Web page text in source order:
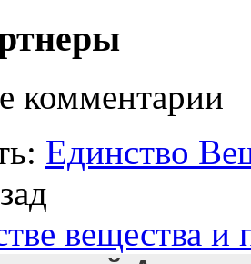
комментарии
Единство
вещества и